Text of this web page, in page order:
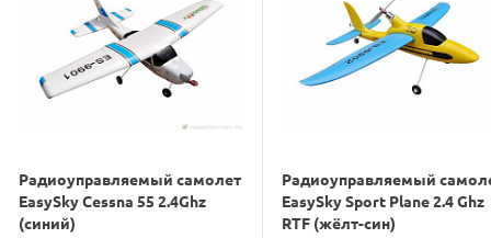
Радиоуправляемый самолет
EasySky Cessna 55 2.4Ghz
(синий)
Радиоуправляемый
EasySky Sport Plane 2.4 Ghz
RTF (жёлт-син)